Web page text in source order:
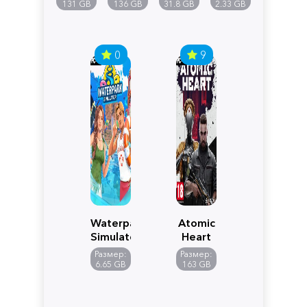
131 GB Pandora
136 GB 31.8 GB 2.33 GB
0
Waterpark
Simulator
Размер:
6.65 GB
9
Atomic
Heart
Размер:
163 GB